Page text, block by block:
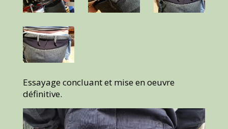
Essayage concluant et mise en oeuvre
définitive.